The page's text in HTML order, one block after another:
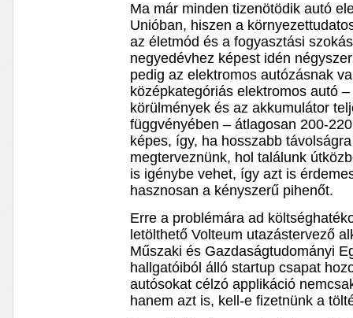
Ma már minden tizenötödik autó
Unióban, hiszen a
az életmód és a fogyasztási
negyedévhez képest idén
pedig az elektromos autózásnak
középkategóriás elektromos autó
körülmények és az akkumulátor
függvényében – átlagosan 200-
képes, így, ha hosszabb
megterveznünk, hol találunk
is igénybe vehet, így azt is
hasznosan a kényszerű pihenőt.
Erre a problémára ad
letölthető Volteum utazástervező
Műszaki és Gazdaságtudományi
hallgatóiból álló startup csapat
autósokat célzó applikáció
hanem azt is, kell-e fizetnünk a